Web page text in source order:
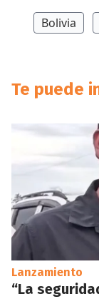
Bolivia
Te puede
Lanzamiento
“La